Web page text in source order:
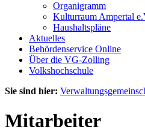
Organigramm
Kulturraum Ampertal
Haushaltspläne
Aktuelles
Behördenservice Online
Über die VG-Zolling
Volkshochschule
Sie sind hier:
Mitarbeiter